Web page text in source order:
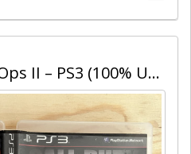
Call of Duty: Black Ops II – PS3 (100% Uncut, Bonuskarte enthalten)